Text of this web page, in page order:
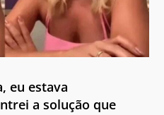
eu estava
a solução que